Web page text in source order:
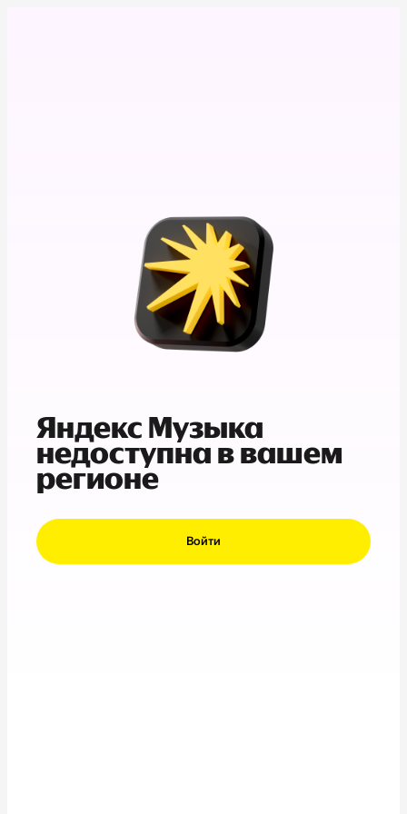
Яндекс Музыка
недоступна в вашем
регионе
Войти